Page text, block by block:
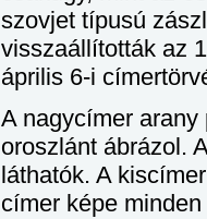
szovjet típusú
visszaállították az
április 6-i
A nagycímer
oroszlánt ábrázol.
láthatók. A
címer képe